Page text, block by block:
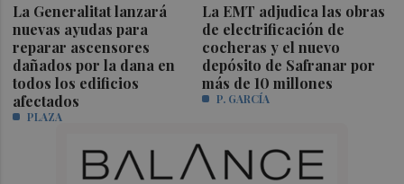
La Generalitat lanzará
nuevas ayudas para
reparar ascensores
dañados por la dana en
todos los edificios
afectados
PLAZA
La EMT adjudica las obras
de electrificación de
cocheras y el nuevo
depósito de Safranar por
más de 10 millones
P. GARCÍA